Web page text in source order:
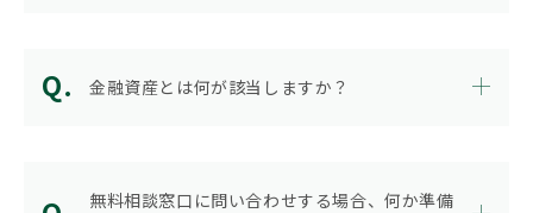
金融資産とは何が該当しますか？
無料相談窓口に問い合わせする場合、何か準備